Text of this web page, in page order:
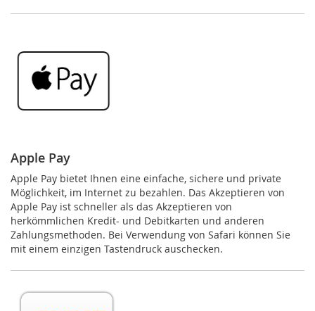
Apple Pay
Apple Pay bietet Ihnen eine einfache, sichere und private
Möglichkeit, im Internet zu bezahlen. Das Akzeptieren von
Apple Pay ist schneller als das Akzeptieren von
herkömmlichen Kredit- und Debitkarten und anderen
Zahlungsmethoden. Bei Verwendung von Safari können Sie
mit einem einzigen Tastendruck auschecken.